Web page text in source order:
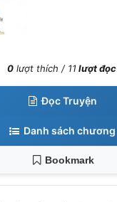
0lượt thích / 11lượt đọc
Đọc Truyện
Danh sách chương
Bookmark